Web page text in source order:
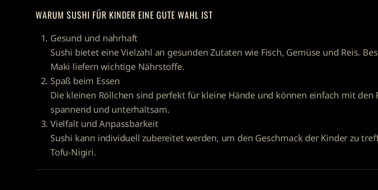
WARUM SUSHI FÜR KINDER EINE GUTE WAHL IST
Gesund und nahrhaft
Sushi bietet eine Vielzahl an gesunden Zutaten wie Fisch, Gemüse und Reis.
Maki liefern wichtige Nährstoffe.
Spaß beim Essen
Die kleinen Röllchen sind perfekt für kleine Hände und können einfach mit
spannend und unterhaltsam.
Vielfalt und Anpassbarkeit
Sushi kann individuell zubereitet werden, um den Geschmack der Kinder zu
Tofu-Nigiri.